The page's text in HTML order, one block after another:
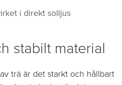
i direkt solljus
stabilt material
trä är det starkt och hållbart